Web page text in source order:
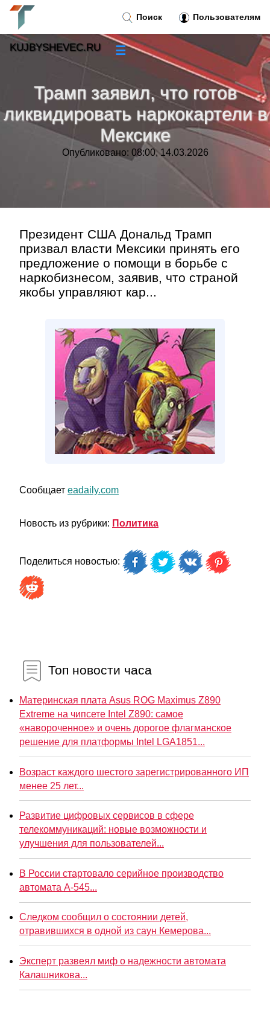
Трамп заявил, что готов
ликвидировать наркокартели в
Мексике
Опубликовано: 08:00, 14.03.2026
Президент США Дональд Трамп
призвал власти Мексики принять его
предложение о помощи в борьбе с
наркобизнесом, заявив, что страной
якобы управляют кар...
Сообщает eadaily.com
Новость из рубрики: Политика
Поделиться новостью:
Топ новости часа
Материнская плата Asus ROG Maximus Z890
Extreme на чипсете Intel Z890: самое
«навороченное» и очень дорогое флагманское
решение для платформы Intel LGA1851...
Возраст каждого шестого зарегистрированного ИП
менее 25 лет...
Развитие цифровых сервисов в сфере
телекоммуникаций: новые возможности и
улучшения для пользователей...
В России стартовало серийное производство
автомата А-545...
Следком сообщил о состоянии детей,
отравившихся в одной из саун Кемерова...
Эксперт развеял миф о надежности автомата
Калашникова...
Поиск Пользователям
KUJBYSHEVEC.RU ☰
Новости»
Тренды новостей»
Рубрики»
Контакт»